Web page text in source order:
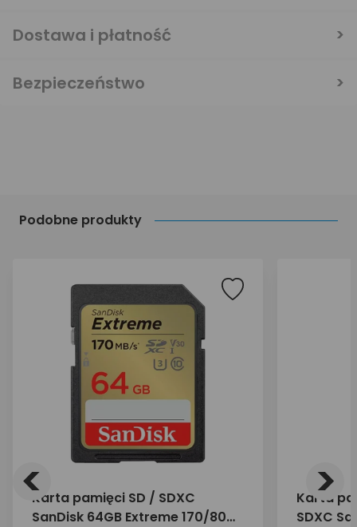
Podobne produkty
Karta pamięci SD / SDXC
SanDisk 64GB Extreme 170/80
Karta
SDXC
< >
Dostawa i płatność
Bezpieczeństwo